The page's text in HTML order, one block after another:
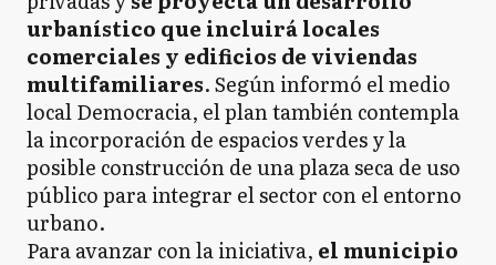
urbanístico que incluirá locales
comerciales y edificios de viviendas
multifamiliares. Según informó el medio
local Democracia, el plan también contempla
la incorporación de espacios verdes y la
posible construcción de una plaza seca de uso
público para integrar el sector con el entorno
urbano.
Para avanzar con la iniciativa, el municipio